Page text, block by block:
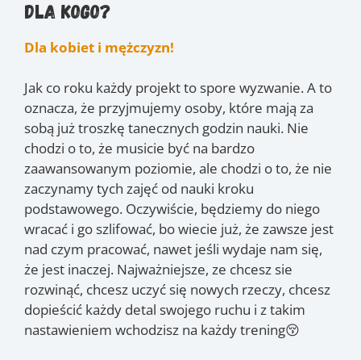
Dla kogo?
Dla kobiet i mężczyzn!
Jak co roku każdy projekt to spore wyzwanie. A to
oznacza, że przyjmujemy osoby, które mają za
sobą już troszkę tanecznych godzin nauki. Nie
chodzi o to, że musicie być na bardzo
zaawansowanym poziomie, ale chodzi o to, że nie
zaczynamy tych zajęć od nauki kroku
podstawowego. Oczywiście, będziemy do niego
wracać i go szlifować, bo wiecie już, że zawsze jest
nad czym pracować, nawet jeśli wydaje nam się,
że jest inaczej. Najważniejsze, ze chcesz sie
rozwinąć, chcesz uczyć się nowych rzeczy, chcesz
dopieścić każdy detal swojego ruchu i z takim
nastawieniem wchodzisz na każdy trening😚